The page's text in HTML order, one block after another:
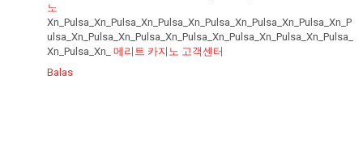
노
Xn_Pulsa_Xn_Pulsa_Xn_Pulsa_Xn_Pulsa_Xn_Pulsa_Xn_Pulsa_Xn_P
ulsa_Xn_Pulsa_Xn_Pulsa_Xn_Pulsa_Xn_Pulsa_Xn_Pulsa_Xn_Pulsa_
Xn_Pulsa_Xn_ 메리트 카지노 고객센터
Balas